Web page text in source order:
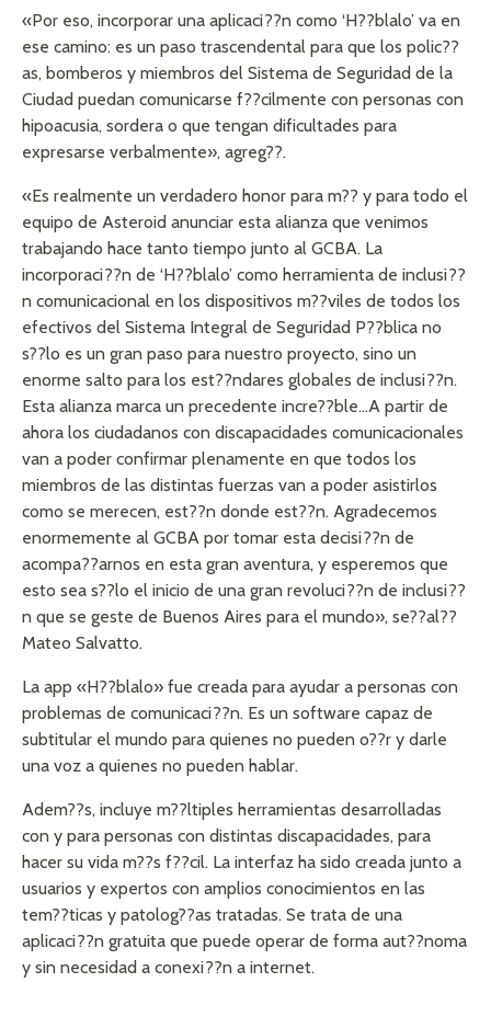
«Por eso, incorporar una aplicaci??n como ‘H??blalo’ va en
ese camino: es un paso trascendental para que los polic??
as, bomberos y miembros del Sistema de Seguridad de la
Ciudad puedan comunicarse f??cilmente con personas con
hipoacusia, sordera o que tengan dificultades para
expresarse verbalmente», agreg??.
«Es realmente un verdadero honor para m?? y para todo el
equipo de Asteroid anunciar esta alianza que venimos
trabajando hace tanto tiempo junto al GCBA. La
incorporaci??n de ‘H??blalo’ como herramienta de inclusi??
n comunicacional en los dispositivos m??viles de todos los
efectivos del Sistema Integral de Seguridad P??blica no
s??lo es un gran paso para nuestro proyecto, sino un
enorme salto para los est??ndares globales de inclusi??n.
Esta alianza marca un precedente incre??ble…A partir de
ahora los ciudadanos con discapacidades comunicacionales
van a poder confirmar plenamente en que todos los
miembros de las distintas fuerzas van a poder asistirlos
como se merecen, est??n donde est??n. Agradecemos
enormemente al GCBA por tomar esta decisi??n de
acompa??arnos en esta gran aventura, y esperemos que
esto sea s??lo el inicio de una gran revoluci??n de inclusi??
n que se geste de Buenos Aires para el mundo», se??al??
Mateo Salvatto.
La app «H??blalo» fue creada para ayudar a personas con
problemas de comunicaci??n. Es un software capaz de
subtitular el mundo para quienes no pueden o??r y darle
una voz a quienes no pueden hablar.
Adem??s, incluye m??ltiples herramientas desarrolladas
con y para personas con distintas discapacidades, para
hacer su vida m??s f??cil. La interfaz ha sido creada junto a
usuarios y expertos con amplios conocimientos en las
tem??ticas y patolog??as tratadas. Se trata de una
aplicaci??n gratuita que puede operar de forma aut??noma
y sin necesidad a conexi??n a internet.